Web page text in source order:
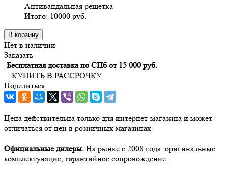
Антивандальная решетка
Итого: 10000 руб.
В корзину
Нет в наличии
Заказать
Бесплатная доставка по СПб от 15 000 руб.
КУПИТЬ В РАССРОЧКУ
Поделиться
Цена действительна только для интернет-магазина и может
отличаться от цен в розничных магазинах
Официальные дилеры. На рынке с 2008 года, оригинальные
комплектующие, гарантийное сопровождение.